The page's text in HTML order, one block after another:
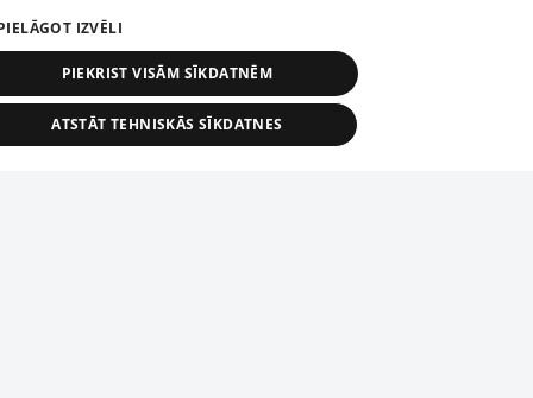
IZVĒLI
PIEKRIST VISĀM SĪKDATNĒM
ATSTĀT TEHNISKĀS SĪKDATNES